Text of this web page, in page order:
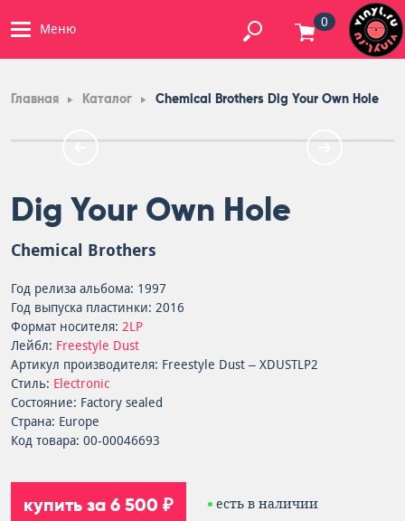
Меню 0
Главная Каталог Chemical Brothers Dig Your Own Hole
Dig Your Own Hole
Chemical Brothers
Год релиза альбома: 1997
Год выпуска пластинки: 2016
Формат носителя: 2LP
Лейбл: Freestyle Dust
Артикул производителя: Freestyle Dust – XDUSTLP2
Стиль: Electronic
Состояние: Factory sealed
Страна: Europe
Код товара: 00-00046693
купить за 6 500 ₽ есть в наличии